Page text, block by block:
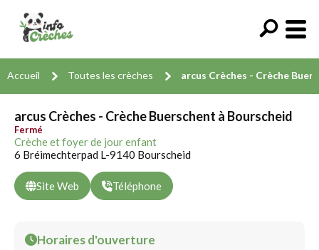
Accueil Toutes les crèches arcus Crèches - Crèche
arcus Crèches - Crèche Buerschent à Bourscheid
Fermé
Crèche et foyer de jour enfant
6 Bréimechterpad L-9140 Bourscheid
Site Web Téléphone
Horaires d'ouverture